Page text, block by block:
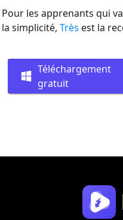
Pour les apprenants qui
la simplicité, Très est la
Téléchargement
gratuit